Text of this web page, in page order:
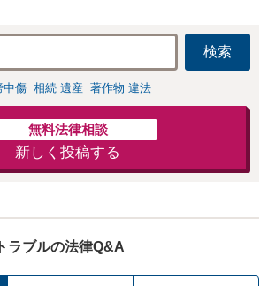
検索
中傷 相続 遺産 著作物 違法
無料法律相談
新しく投稿する
ラブルの法律Q&A